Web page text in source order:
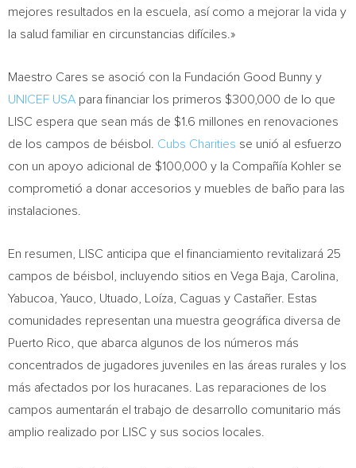
mejores resultados en la escuela, así como a mejorar la vida y
la salud familiar en circunstancias difíciles.»
Maestro Cares se asoció con la Fundación Good Bunny y
UNICEF USA para financiar los primeros $300,000 de lo que
LISC espera que sean más de $1.6 millones en renovaciones
de los campos de béisbol. Cubs Charities se unió al esfuerzo
con un apoyo adicional de $100,000 y la Compañía Kohler se
comprometió a donar accesorios y muebles de baño para las
instalaciones.
En resumen, LISC anticipa que el financiamiento revitalizará 25
campos de béisbol, incluyendo sitios en Vega Baja, Carolina,
Yabucoa, Yauco, Utuado, Loíza, Caguas y Castañer. Estas
comunidades representan una muestra geográfica diversa de
Puerto Rico , que abarca algunos de los números más
concentrados de jugadores juveniles en las áreas rurales y los
más afectados por los huracanes. Las reparaciones de los
campos aumentarán el trabajo de desarrollo comunitario más
amplio realizado por LISC y sus socios locales.